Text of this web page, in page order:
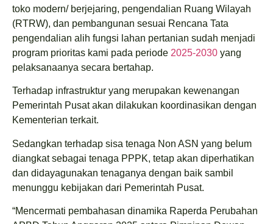
toko modern/ berjejaring, pengendalian Ruang Wilayah
(RTRW), dan pembangunan sesuai Rencana Tata
pengendalian alih fungsi lahan pertanian sudah menjadi
program prioritas kami pada periode 2025-2030 yang
pelaksanaanya secara bertahap.
Terhadap infrastruktur yang merupakan kewenangan
Pemerintah Pusat akan dilakukan koordinasikan dengan
Kementerian terkait.
Sedangkan terhadap sisa tenaga Non ASN yang belum
diangkat sebagai tenaga PPPK, tetap akan diperhatikan
dan didayagunakan tenaganya dengan baik sambil
menunggu kebijakan dari Pemerintah Pusat.
“Mencermati pembahasan dinamika Raperda Perubahan